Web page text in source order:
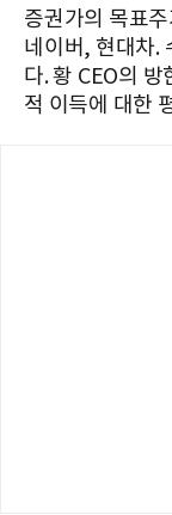
증권가의 목표
네이버, 현대차.
다. 황 CEO의 방
적 이득에 대한